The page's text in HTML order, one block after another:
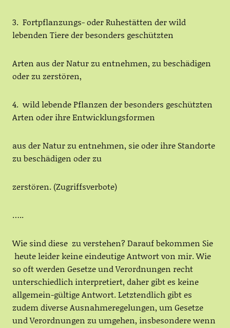
3. Fortpflanzungs- oder Ruhestätten der wild
lebenden Tiere der besonders geschützten
Arten aus der Natur zu entnehmen, zu beschädigen
oder zu zerstören,
4. wild lebende Pflanzen der besonders geschützten
Arten oder ihre Entwicklungsformen
aus der Natur zu entnehmen, sie oder ihre Standorte
zu beschädigen oder zu
zerstören. (Zugriffsverbote)
…..
Wie sind diese zu verstehen? Darauf bekommen Sie
heute leider keine eindeutige Antwort von mir. Wie
so oft werden Gesetze und Verordnungen recht
unterschiedlich interpretiert, daher gibt es keine
allgemein-gültige Antwort. Letztendlich gibt es
zudem diverse Ausnahmeregelungen, um Gesetze
und Verordnungen zu umgehen, insbesondere wenn